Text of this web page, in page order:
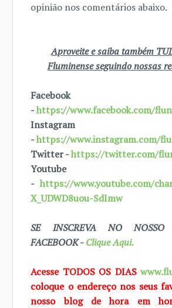
opinião nos comentários abaixo.
Aproveite e saiba também
Fluminense seguindo nossas
Facebook
-https://www.facebook.com/
Instagram
-https://www.instagram.com/
Twitter -https://twitter.com/
Youtube
-https://www.youtube.com/
X_UDWD8uou-SdImw
SE INSCREVA NO
FACEBOOK -Clique Aqui.
Acesse TODOS OS DIAS
coloque o endereço nos seus
nosso blog de hora em